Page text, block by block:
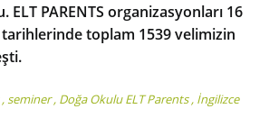
PARENTS organizasyonları 16
tarihlerinde toplam 1539 velimizin
seminer, Doğa Okulu ELT Parents, İngilizce